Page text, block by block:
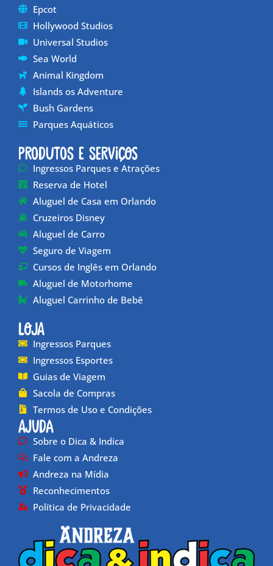
Epcot
Hollywood Studios
Universal Studios
Sea World
Animal Kingdom
Islands os Adventure
Bush Gardens
Parques Aquáticos
Produtos e Serviços
Ingressos Parques e Atrações
Reserva de Hotel
Aluguel de Casa em Orlando
Cruzeiros Disney
Aluguel de Carro
Seguro de Viagem
Cursos de Inglês em Orlando
Aluguel de Motorhome
Aluguel Carrinho de Bebê
Loja
Ingressos Parques
Ingressos Esportes
Guias de Viagem
Sacola de Compras
Termos de Uso e Condições
Ajuda
Sobre o Dica & Indica
Fale com a Andreza
Andreza na Mídia
Reconhecimentos
Política de Privacidade